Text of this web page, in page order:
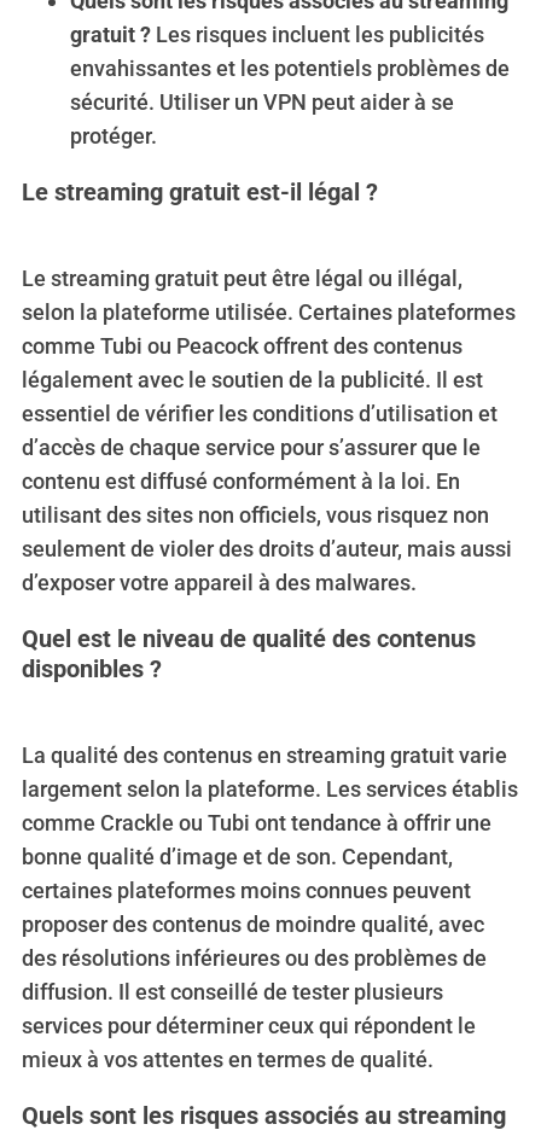
gratuit ?Les risques incluent les publicités
envahissantes et les potentiels problèmes de
sécurité. Utiliser un VPN peut aider à se
protéger.
Le streaming gratuit est-il légal ?
Le streaming gratuit peut être légal ou illégal,
selon la plateforme utilisée. Certaines plateformes
comme Tubi ou Peacock offrent des contenus
légalement avec le soutien de la publicité. Il est
essentiel de vérifier les conditions d’utilisation et
d’accès de chaque service pour s’assurer que le
contenu est diffusé conformément à la loi. En
utilisant des sites non officiels, vous risquez non
seulement de violer des droits d’auteur, mais aussi
d’exposer votre appareil à des malwares.
Quel est le niveau de qualité des contenus
disponibles ?
La qualité des contenus en streaming gratuit varie
largement selon la plateforme. Les services établis
comme Crackle ou Tubi ont tendance à offrir une
bonne qualité d’image et de son. Cependant,
certaines plateformes moins connues peuvent
proposer des contenus de moindre qualité, avec
des résolutions inférieures ou des problèmes de
diffusion. Il est conseillé de tester plusieurs
services pour déterminer ceux qui répondent le
mieux à vos attentes en termes de qualité.
Quels sont les risques associés au streaming